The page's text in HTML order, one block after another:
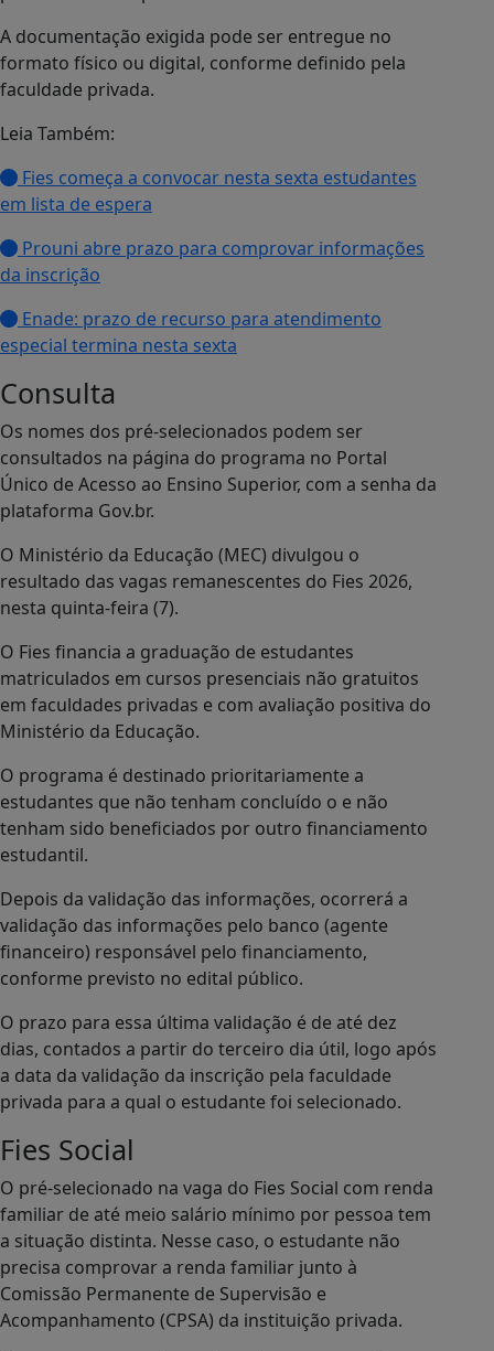
A documentação exigida pode ser entregue no
formato físico ou digital, conforme definido pela
faculdade privada.
Leia Também:
Fies começa a convocar nesta sexta estudantes
em lista de espera
Prouni abre prazo para comprovar informações
da inscrição
Enade: prazo de recurso para atendimento
especial termina nesta sexta
Consulta
Os nomes dos pré-selecionados podem ser
consultados na página do programa no Portal
Único de Acesso ao Ensino Superior, com a senha da
plataforma Gov.br.
O Ministério da Educação (MEC) divulgou o
resultado das vagas remanescentes do Fies 2026,
nesta quinta-feira (7).
O Fies financia a graduação de estudantes
matriculados em cursos presenciais não gratuitos
em faculdades privadas e com avaliação positiva do
Ministério da Educação.
O programa é destinado prioritariamente a
estudantes que não tenham concluído o e não
tenham sido beneficiados por outro financiamento
estudantil.
Depois da validação das informações, ocorrerá a
validação das informações pelo banco (agente
financeiro) responsável pelo financiamento,
conforme previsto no edital público.
O prazo para essa última validação é de até dez
dias, contados a partir do terceiro dia útil, logo após
a data da validação da inscrição pela faculdade
privada para a qual o estudante foi selecionado.
Fies Social
O pré-selecionado na vaga do Fies Social com renda
familiar de até meio salário mínimo por pessoa tem
a situação distinta. Nesse caso, o estudante não
precisa comprovar a renda familiar junto à
Comissão Permanente de Supervisão e
Acompanhamento (CPSA) da instituição privada.